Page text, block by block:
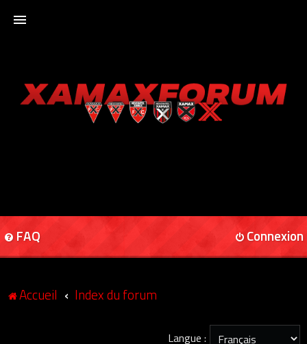
XAMAXFORUM
FAQ Connexion
Accueil Index du forum
Langue :